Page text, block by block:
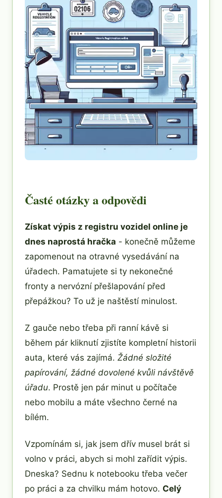
Časté otázky a odpovědi
Získat výpis z registru vozidel online je
dnes naprostá hračka - konečně můžeme
zapomenout na otravné vysedávání na
úřadech. Pamatujete si ty nekonečné
fronty a nervózní přešlapování před
přepážkou? To už je naštěstí minulost.
Z gauče nebo třeba při ranní kávě si
během pár kliknutí zjistíte kompletní historii
auta, které vás zajímá. Žádné složité
papírování, žádné dovolené kvůli návštěvě
úřadu. Prostě jen pár minut u počítače
nebo mobilu a máte všechno černé na
bílém.
Vzpomínám si, jak jsem dřív musel brát si
volno v práci, abych si mohl zařídit výpis.
Dneska? Sednu k notebooku třeba večer
po práci a za chvilku mám hotovo. Celý